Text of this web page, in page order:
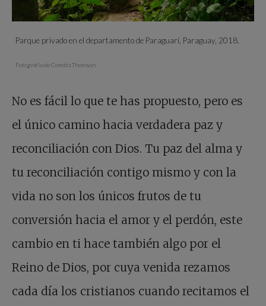
Parque privado en el departamento de Paraguarí, Paraguay, 2018.
Fotografía de Coretta Thomson.
No es fácil lo que te has propuesto, pero es
el único camino hacia verdadera paz y
reconciliación con Dios. Tu paz del alma y
tu reconciliación contigo mismo y con la
vida no son los únicos frutos de tu
conversión hacia el amor y el perdón, este
cambio en ti hace también algo por el
Reino de Dios, por cuya venida rezamos
cada día los cristianos cuando recitamos el